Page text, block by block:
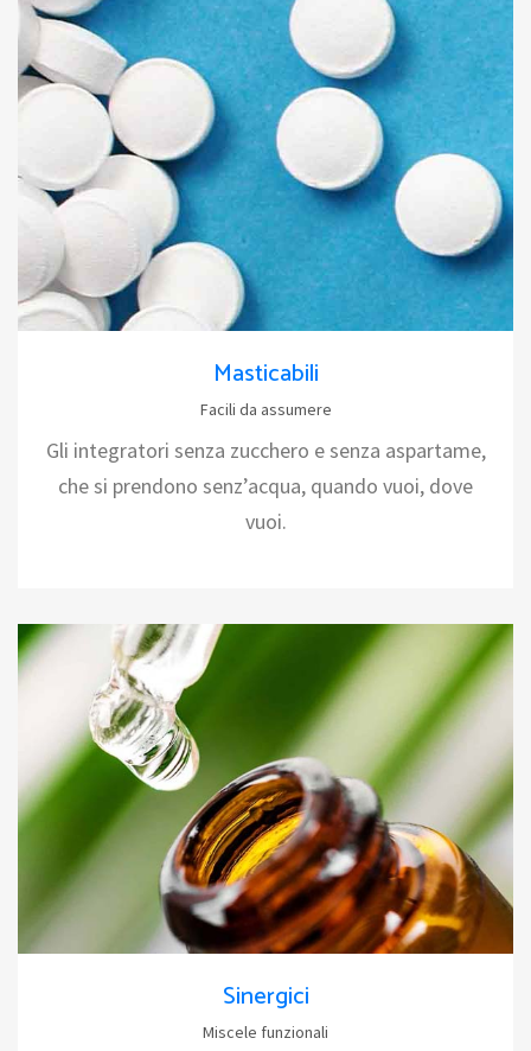
Masticabili
Facili da assumere
Gli integratori senza zucchero e senza aspartame,
che si prendono senz’acqua, quando vuoi, dove
vuoi.
Sinergici
Miscele funzionali